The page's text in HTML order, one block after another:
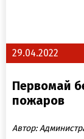
29.04.2022
Первомай
пожаров
Автор: